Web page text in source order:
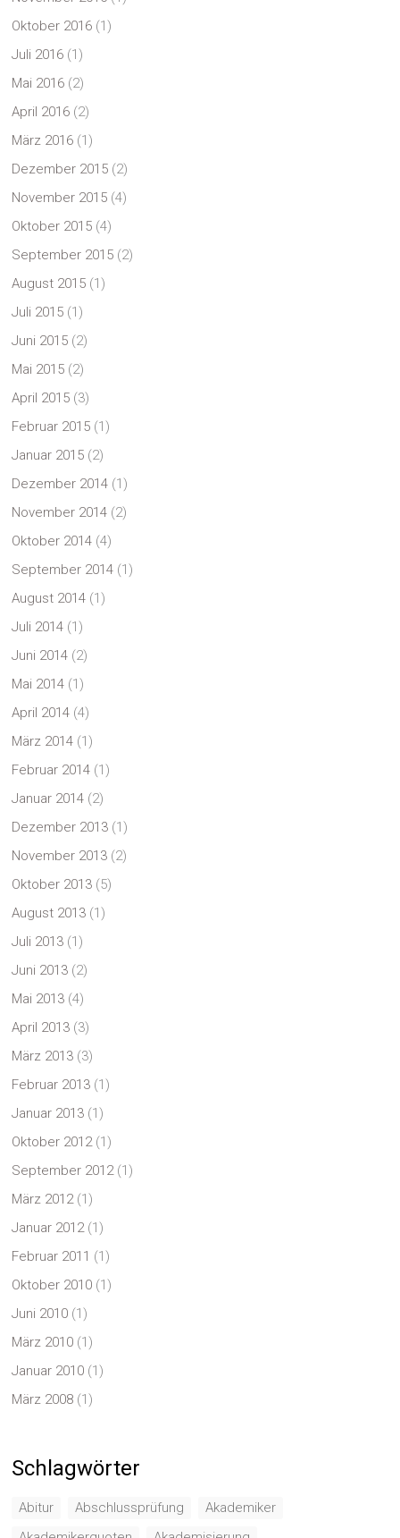
Oktober 2016 (1)
Juli 2016 (1)
Mai 2016 (2)
April 2016 (2)
März 2016 (1)
Dezember 2015 (2)
November 2015 (4)
Oktober 2015 (4)
September 2015 (2)
August 2015 (1)
Juli 2015 (1)
Juni 2015 (2)
Mai 2015 (2)
April 2015 (3)
Februar 2015 (1)
Januar 2015 (2)
Dezember 2014 (1)
November 2014 (2)
Oktober 2014 (4)
September 2014 (1)
August 2014 (1)
Juli 2014 (1)
Juni 2014 (2)
Mai 2014 (1)
April 2014 (4)
März 2014 (1)
Februar 2014 (1)
Januar 2014 (2)
Dezember 2013 (1)
November 2013 (2)
Oktober 2013 (5)
August 2013 (1)
Juli 2013 (1)
Juni 2013 (2)
Mai 2013 (4)
April 2013 (3)
März 2013 (3)
Februar 2013 (1)
Januar 2013 (1)
Oktober 2012(1)
September 2012(1)
März 2012(1)
Januar 2012(1)
Februar 2011 (1)
Oktober 2010 (1)
Juni 2010 (1)
März 2010 (1)
Januar 2010 (1)
März 2008 (1)
Schlagwörter
Abitur Abschlussprüfung
Akademiker